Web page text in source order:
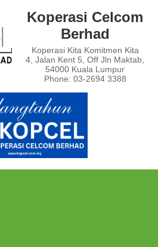
Koperasi Celcom
Berhad
Koperasi Kita Komitmen Kita
4, Jalan Kent 5, Off Jln Maktab,
54000 Kuala Lumpur
Phone: 03-2694 3388